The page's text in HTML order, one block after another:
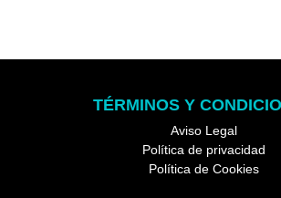
TÉRMINOS Y
Aviso Legal
Política de privacidad
Política de Cookies